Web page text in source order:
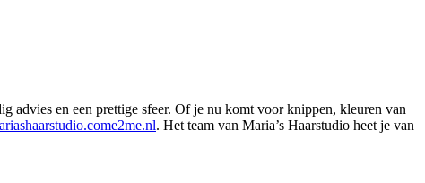
advies en een prettige sfeer. Of je nu komt voor knippen, kleuren van
. Het team van Maria’s Haarstudio heet je van